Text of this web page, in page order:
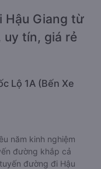
Hậu Giang từ
tín, giá rẻ
Lộ 1A (Bến Xe
năm kinh nghiệm
đường khắp cả
đường đi Hậu